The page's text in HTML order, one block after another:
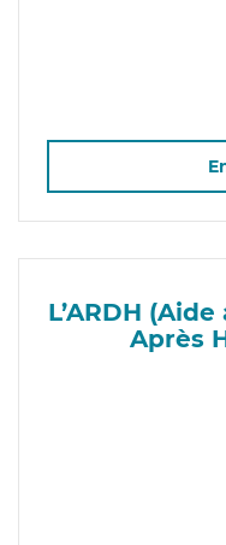
L’ARDH
Après